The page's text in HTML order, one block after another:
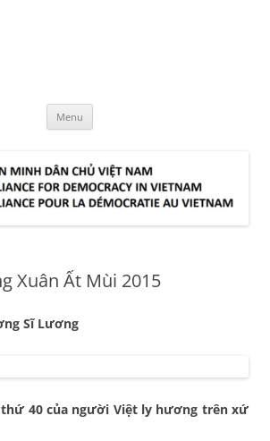
Menu
Xuân Ất Mùi 2015
Sĩ Lương
thứ 40 của người Việt ly hương trên xứ